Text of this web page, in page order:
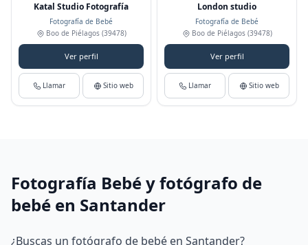
Katal Studio Fotografía
Fotografía de Bebé
Boo de Piélagos(39478)
Ver perfil
Llamar Sitio web
London studio
Fotografía de Bebé
Boo de Piélagos(39478)
Ver perfil
Llamar Sitio web
Fotografía Bebé y fotógrafo de
bebé en Santander
¿Buscas un fotógrafo de bebé en Santander?